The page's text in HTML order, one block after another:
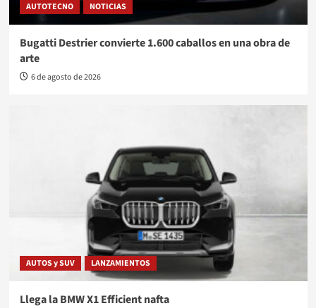
AUTOTECNO NOTICIAS
Bugatti Destrier convierte 1.600 caballos en una obra de
arte
6 de agosto de 2026
AUTOS y SUV LANZAMIENTOS
Llega la BMW X1 Efficient nafta